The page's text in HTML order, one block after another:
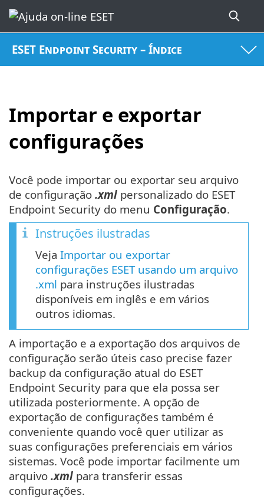
ESET Endpoint Security – Índice
Importar e exportar
configurações
Você pode importar ou exportar seu arquivo
de configuração .xml personalizado do ESET
Endpoint Security do menu Configuração.
Instruções ilustradas
Veja Importar ou exportar
configurações ESET usando um arquivo
.xml para instruções ilustradas
disponíveis em inglês e em vários
outros idiomas.
A importação e a exportação dos arquivos de
configuração serão úteis caso precise fazer
backup da configuração atual do ESET
Endpoint Security para que ela possa ser
utilizada posteriormente. A opção de
exportação de configurações também é
conveniente quando você quer utilizar as
suas configurações preferenciais em vários
sistemas. Você pode importar facilmente um
arquivo .xml para transferir essas
configurações.